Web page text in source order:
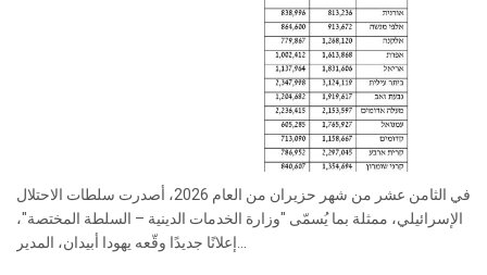
في الثامن عشر من شهر حزيران من العام 2026، أصدرت سلطات الاحتلال
الإسرائيلي، ممثلة بما يُسمّى "وزارة الخدمات الدينية – السلطة المختصة"،
إعلانًا جديدًا وقّعه يهودا أبيدان، المدير...